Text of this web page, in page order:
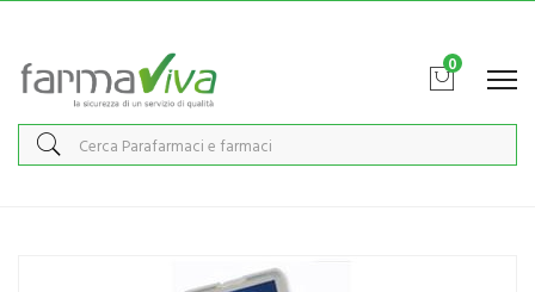
0
P6 Nausea Control Sea-Band Bambini